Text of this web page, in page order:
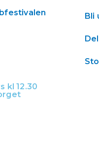
Bli
kl 12.30